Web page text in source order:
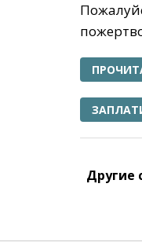
Другие